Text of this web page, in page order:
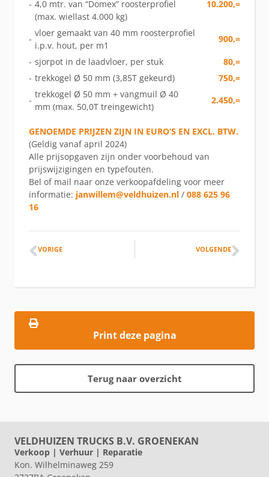
- 4,0 mtr. van “Domex” roosterprofiel
(max. wiellast 4.000 kg)
10.200,=
-
vloer gemaakt van 40 mm roosterprofiel
i.p.v. hout, per m1
900,=
- sjorpot in de laadvloer, per stuk
80,=
- trekkogel Ø 50 mm (3,85T gekeurd)
750,=
-
trekkogel Ø 50 mm + vangmuil Ø 40
mm (max. 50,0T treingewicht)
2.450,=
GENOEMDE PRIJZEN ZIJN IN EURO’S EN EXCL. BTW.
(Geldig vanaf april 2024)
Alle prijsopgaven zijn onder voorbehoud van
prijswijzigingen en typefouten.
Bel of mail naar onze verkoopafdeling voor meer
informatie: janwillem@veldhuizen.nl / 088 625 96
16
VOLGENDE
VORIGE
Print deze pagina
Terug naar overzicht
VELDHUIZEN TRUCKS B.V. GROENEKAN
Verkoop | Verhuur | Reparatie
Kon. Wilhelminaweg 259